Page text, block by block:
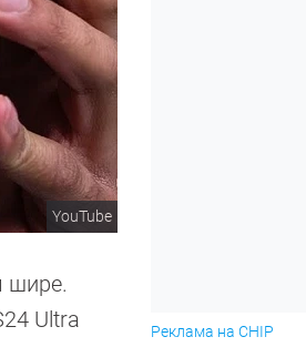
YouTube
шире.
Ultra
Реклама на CHIP